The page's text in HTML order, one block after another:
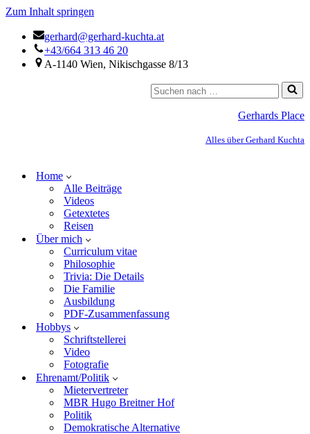
Zum Inhalt springen
gerhard@gerhard-kuchta.at
+43/664 313 46 20
A-1140 Wien, Nikischgasse 8/13
Gerhards Place
Alles über Gerhard Kuchta
Home
Alle Beiträge
Videos
Getextetes
Reisen
Über mich
Curriculum vitae
Philosophie
Trivia: Die Details
Die Familie
Ausbildung
PDF-Zusammenfassung
Hobbys
Schriftstellerei
Video
Fotografie
Ehrenamt/Politik
Mietervertreter
MBR Hugo Breitner Hof
Politik
Demokratische Alternative